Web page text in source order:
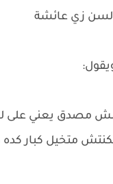
زي عائشة
مش مصدق يعني على
متخيل كبار كده